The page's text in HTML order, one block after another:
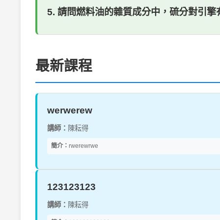
5. 請問燃料油的雜質成分中，硫分對引擎
最新課程
werwerew
講師： 陳耘得
簡介： rwerewrwe
123123123
講師： 陳耘得